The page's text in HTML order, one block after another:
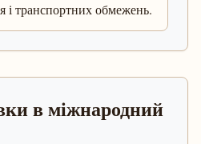
і транспортних обмежень.
в міжнародний